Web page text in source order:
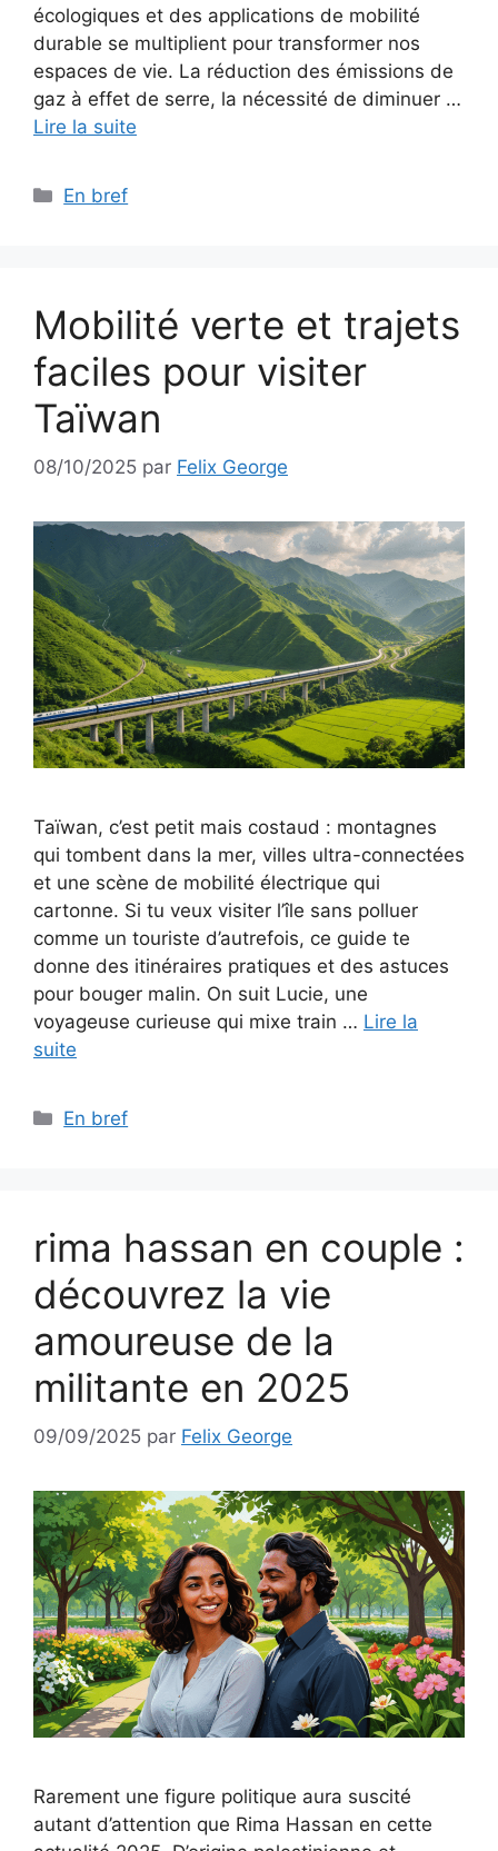
écologiques et des applications de mobilité
durable se multiplient pour transformer nos
espaces de vie. La réduction des émissions de
gaz à effet de serre, la nécessité de diminuer …
Lire la suite
Catégories
En bref
Mobilité verte et trajets
faciles pour visiter
Taïwan
08/10/2025 par Felix George
Taïwan, c’est petit mais costaud : montagnes
qui tombent dans la mer, villes ultra-connectées
et une scène de mobilité électrique qui
cartonne. Si tu veux visiter l’île sans polluer
comme un touriste d’autrefois, ce guide te
donne des itinéraires pratiques et des astuces
pour bouger malin. On suit Lucie, une
voyageuse curieuse qui mixe train … Lire la
suite
Catégories
En bref
rima hassan en couple :
découvrez la vie
amoureuse de la
militante en 2025
09/09/2025 par Felix George
Rarement une figure politique aura suscité
autant d’attention que Rima Hassan en cette